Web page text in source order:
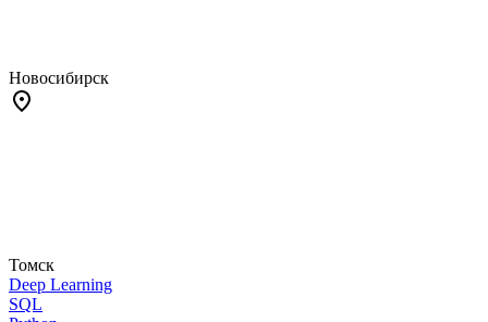
Новосибирск
Томск
Deep Learning
SQL